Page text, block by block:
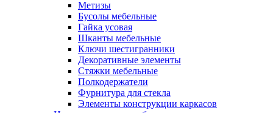
Метизы
Бусолы мебельные
Гайка усовая
Шканты мебельные
Ключи шестигранники
Декоративные элементы
Стяжки мебельные
Полкодержатели
Фурнитура для стекла
Элементы конструкции каркасов